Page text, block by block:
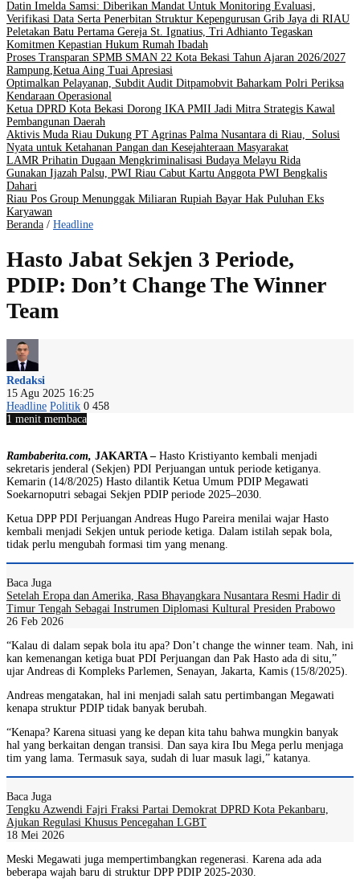
Datin Imelda Samsi: Diberikan Mandat Untuk Monitoring Evaluasi,
Verifikasi Data Serta Penerbitan Struktur Kepengurusan Grib Jaya di RIAU
Peletakan Batu Pertama Gereja St. Ignatius, Tri Adhianto Tegaskan
Komitmen Kepastian Hukum Rumah Ibadah
Proses Transparan SPMB SMAN 22 Kota Bekasi Tahun Ajaran 2026/2027
Rampung,Ketua Aing Tuai Apresiasi
Optimalkan Pelayanan, Subdit Audit Ditpamobvit Baharkam Polri Periksa
Kendaraan Operasional
Ketua DPRD Kota Bekasi Dorong IKA PMII Jadi Mitra Strategis Kawal
Pembangunan Daerah
Aktivis Muda Riau Dukung PT Agrinas Palma Nusantara di Riau, Solusi
Nyata untuk Ketahanan Pangan dan Kesejahteraan Masyarakat
LAMR Prihatin Dugaan Mengkriminalisasi Budaya Melayu Rida
Gunakan Ijazah Palsu, PWI Riau Cabut Kartu Anggota PWI Bengkalis
Dahari
Riau Pos Group Menunggak Miliaran Rupiah Bayar Hak Puluhan Eks
Karyawan
Beranda / Headline
Hasto Jabat Sekjen 3 Periode,
PDIP: Don’t Change The Winner
Team
Redaksi
15 Agu 2025 16:25
Headline Politik 0 458
1 menit membaca
Rambaberita.com, JAKARTA – Hasto Kristiyanto kembali menjadi
sekretaris jenderal (Sekjen) PDI Perjuangan untuk periode ketiganya.
Kemarin (14/8/2025) Hasto dilantik Ketua Umum PDIP Megawati
Soekarnoputri sebagai Sekjen PDIP periode 2025–2030.
Ketua DPP PDI Perjuangan Andreas Hugo Pareira menilai wajar Hasto
kembali menjadi Sekjen untuk periode ketiga. Dalam istilah sepak bola,
tidak perlu mengubah formasi tim yang menang.
Baca Juga
Setelah Eropa dan Amerika, Rasa Bhayangkara Nusantara Resmi Hadir di
Timur Tengah Sebagai Instrumen Diplomasi Kultural Presiden Prabowo
26 Feb 2026
“Kalau di dalam sepak bola itu apa? Don’t change the winner team. Nah, ini
kan kemenangan ketiga buat PDI Perjuangan dan Pak Hasto ada di situ,”
ujar Andreas di Kompleks Parlemen, Senayan, Jakarta, Kamis (15/8/2025).
Andreas mengatakan, hal ini menjadi salah satu pertimbangan Megawati
kenapa struktur PDIP tidak banyak berubah.
“Kenapa? Karena situasi yang ke depan kita tahu bahwa mungkin banyak
hal yang berkaitan dengan transisi. Dan saya kira Ibu Mega perlu menjaga
tim yang lama. Termasuk saya, sudah di luar masuk lagi,” katanya.
Baca Juga
Tengku Azwendi Fajri Fraksi Partai Demokrat DPRD Kota Pekanbaru,
Ajukan Regulasi Khusus Pencegahan LGBT
18 Mei 2026
Meski Megawati juga mempertimbangkan regenerasi. Karena ada ada
beberapa wajah baru di struktur DPP PDIP 2025-2030.